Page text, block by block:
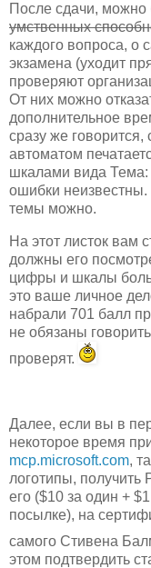
После сдачи, можно
умственных
каждого вопроса, о
экзамена (уходит
проверяют
От них можно
дополнительное
сразу же говорится,
автоматом
шкалами вида Тема:
ошибки
темы можно.
На этот листок вам
должны его
цифры и шкалы
это ваше личное
набрали 701 балл
не обязаны
проверят.
Далее, если вы в
некоторое время
mcp.microsoft.com,
логотипы, получить
его ($10 за один +
посылке), на
самого Стивена
этом подтвердить